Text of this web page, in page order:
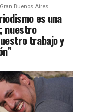
Buenos Aires
es una
nuestro
trabajo y